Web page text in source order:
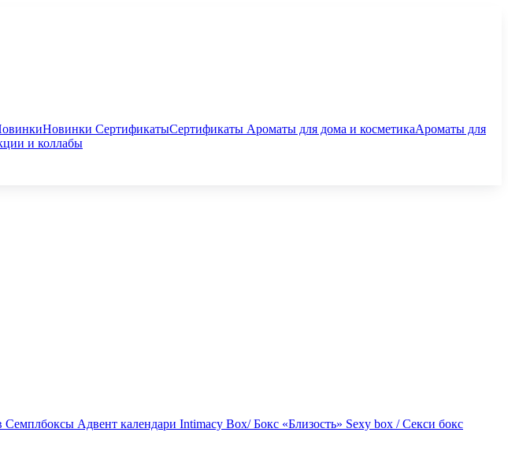
Новинки СертификатыСертификаты Ароматы для дома и косметикаАроматы для
и коллабы
Семплбоксы Адвент календари Intimacy Box/ Бокс «Близость» Sexy box / Секси бокс